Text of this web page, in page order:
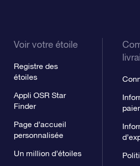
Voir votre étoile
Registre des
étoiles
Appli OSR Star
Finder
Page d’accueil
personnalisée
Un million d’étoiles